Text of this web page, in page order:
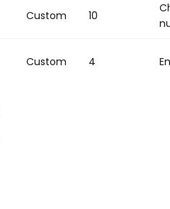
Custom 10
Custom 4